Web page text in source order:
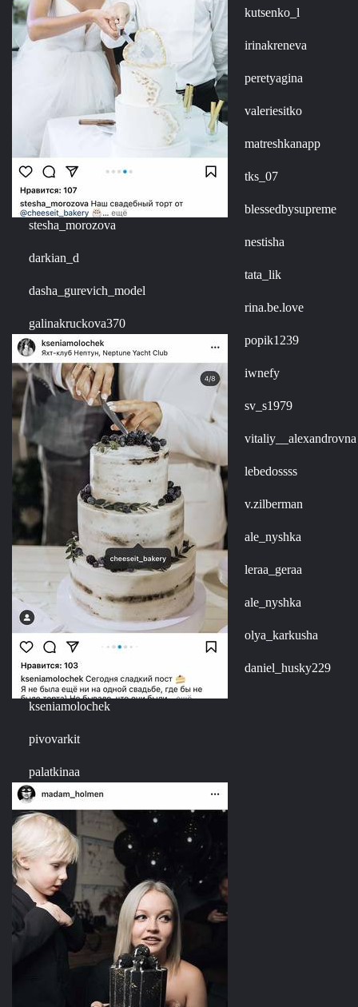
stesha_morozova
darkian_d
dasha_gurevich_model
galinakruckova370
kseniamolochek
pivovarkit
palatkinaa
kutsenko_l
irinakreneva
peretyagina
valeriesitko
matreshkanapp
tks_07
blessedbysupreme
nestisha
tata_lik
rina.be.love
popik1239
iwnefy
sv_s1979
vitaliy__alexandrovna
lebedossss
v.zilberman
ale_nyshka
leraa_geraa
ale_nyshka
olya_karkusha
daniel_husky229